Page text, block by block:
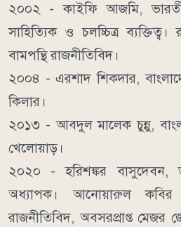
২০০২ - কাইফি আজমি,
সাহিত্যিক ও চলচ্চিত্র ব্যক্তিত্ব।
বামপন্থি রাজনীতিবিদ।
২০০৪ - এরশাদ শিকদার,
কিলার।
২০১৩ - আবদুল মালেক চুন্নু,
খেলোয়াড়।
২০২০ - হরিশঙ্কর বাসুদেবন,
অধ্যাপক। আনোয়ারুল কবির
রাজনীতিবিদ, অবসরপ্রাপ্ত মেজর